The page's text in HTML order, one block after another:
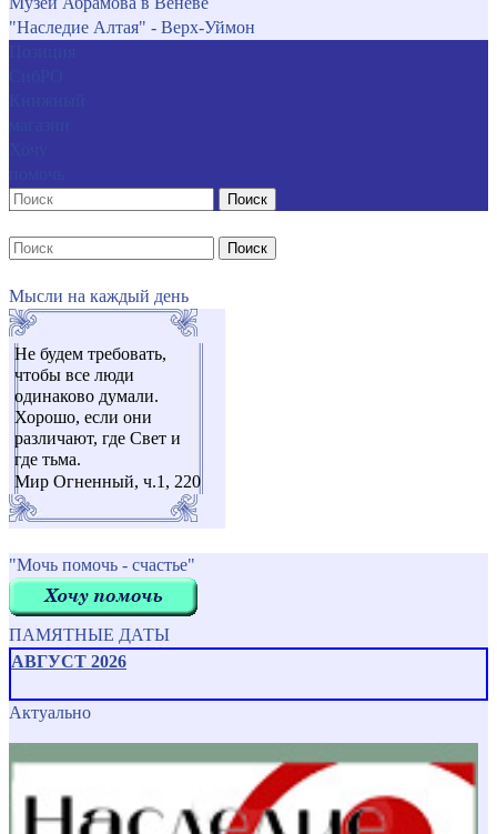
"Наследие Алтая" - Верх-Уймон
Поиск
Поиск
Мысли на каждый день
Не будем требовать,
чтобы все люди
одинаково думали.
Хорошо, если они
различают, где Свет и
где тьма.
Мир Огненный, ч.1, 220
"Мочь помочь - счастье"
ПАМЯТНЫЕ ДАТЫ
АВГУСТ 2026
Актуально